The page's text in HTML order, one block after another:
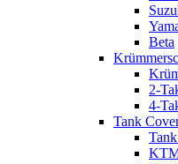
Beta
2-
4-
Tank